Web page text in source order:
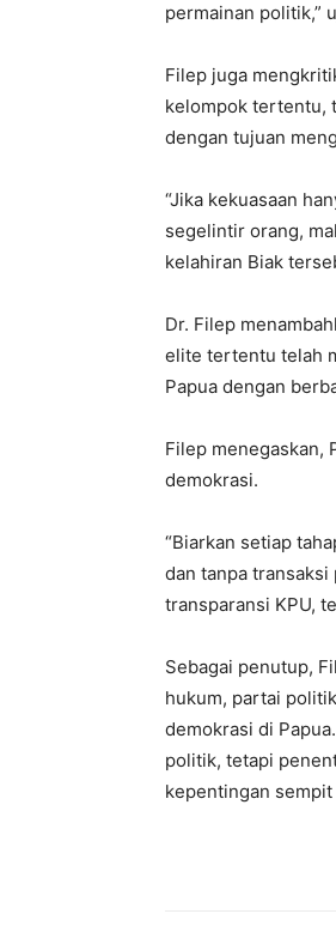
permainan politik,”
Filep juga
kelompok tertentu,
dengan tujuan
“Jika kekuasaan
segelintir orang,
kelahiran Biak
Dr. Filep
elite tertentu telah
Papua dengan
Filep menegaskan,
demokrasi.
“Biarkan setiap
dan tanpa
transparansi KPU,
Sebagai penutup,
hukum, partai
demokrasi di
politik, tetapi
kepentingan